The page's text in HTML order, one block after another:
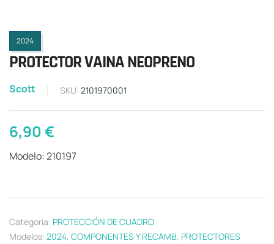
2024
PROTECTOR VAINA NEOPRENO
Scott SKU: 2101970001
6,90€
Modelo: 210197
Categoría: PROTECCIÓN DE CUADRO
Modelos: 2024, COMPONENTES Y RECAMB, PROTECTORES